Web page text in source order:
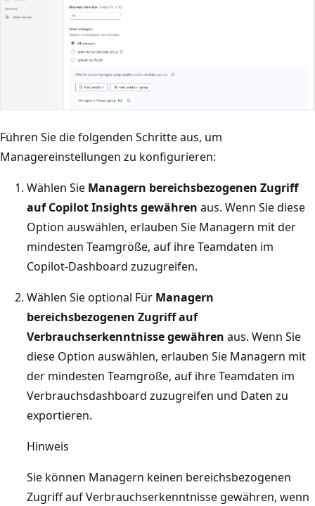
Führen Sie die folgenden Schritte aus, um
Managereinstellungen zu konfigurieren:
Wählen Sie Managern bereichsbezogenen Zugriff
auf Copilot Insights gewähren aus. Wenn Sie diese
Option auswählen, erlauben Sie Managern mit der
mindesten Teamgröße, auf ihre Teamdaten im
Copilot-Dashboard zuzugreifen.
Wählen Sie optional Für Managern
bereichsbezogenen Zugriff auf
Verbrauchserkenntnisse gewähren aus. Wenn Sie
diese Option auswählen, erlauben Sie Managern mit
der mindesten Teamgröße, auf ihre Teamdaten im
Verbrauchsdashboard zuzugreifen und Daten zu
exportieren.
Hinweis
Sie können Managern keinen bereichsbezogenen
Zugriff auf Verbrauchserkenntnisse gewähren, wenn